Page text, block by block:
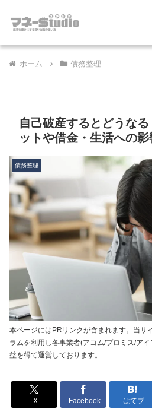
ホーム 債務整理
自己破産するとどうな
ットや借金・生活への
本ページにはPRリンクが含まれます。当サ
ラムを利用し各事業者(アコム/プロミス/ア
益を得て運営しております。
債務整理
X Facebook はてブ